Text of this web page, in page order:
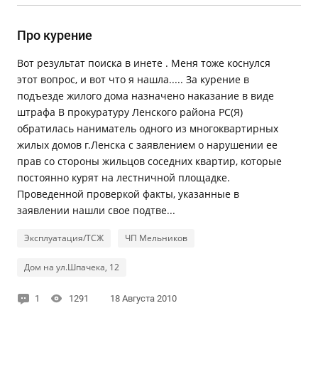
Про курение
Вот результат поиска в инете . Меня тоже коснулся
этот вопрос, и вот что я нашла..... За курение в
подъезде жилого дома назначено наказание в виде
штрафа В прокуратуру Ленского района РС(Я)
обратилась наниматель одного из многоквартирных
жилых домов г.Ленска с заявлением о нарушении ее
прав со стороны жильцов соседних квартир, которые
постоянно курят на лестничной площадке.
Проведенной проверкой факты, указанные в
заявлении нашли свое подтве...
Эксплуатация/ТСЖ ЧП Мельников
Дом на ул.Шпачека, 12
1 1291 18 Августа 2010